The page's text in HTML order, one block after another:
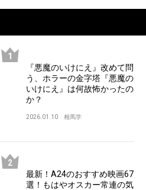
『悪魔のいけにえ』改めて問
う、ホラーの金字塔『悪魔の
いけにえ』は何故怖かったの
か？
2026.01.10 相馬学
最新！A24のおすすめ映画67
選！もはやオスカー常連の気